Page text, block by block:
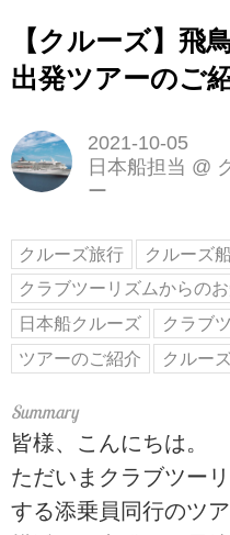
【クルーズ】飛
出発ツアーのご
2021-10-05
日本船担当 @
ー
クルーズ旅行 クルーズ
クラブツーリズムからの
日本船クルーズ
クラブ
ツアーのご紹介
クルー
皆様、こんにちは。
ただいまクラブツー
する添乗員同行のツ